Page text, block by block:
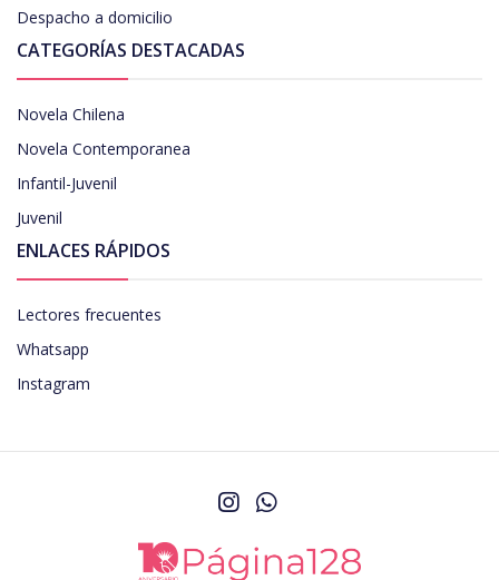
Despacho a domicilio
CATEGORÍAS DESTACADAS
Novela Chilena
Novela Contemporanea
Infantil-Juvenil
Juvenil
ENLACES RÁPIDOS
Lectores frecuentes
Whatsapp
Instagram